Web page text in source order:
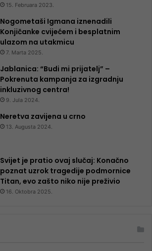
15. Februara 2023.
Nogometaši Igmana iznenadili
Konjičanke cvijećem i besplatnim
ulazom na utakmicu
7. Marta 2025.
Jablanica: “Budi mi prijatelj” –
Pokrenuta kampanja za izgradnju
inkluzivnog centra!
9. Jula 2024.
Neretva zavijena u crno
13. Augusta 2024.
Svijet je pratio ovaj slučaj: Konačno
poznat uzrok tragedije podmornice
Titan, evo zašto niko nije preživio
16. Oktobra 2025.